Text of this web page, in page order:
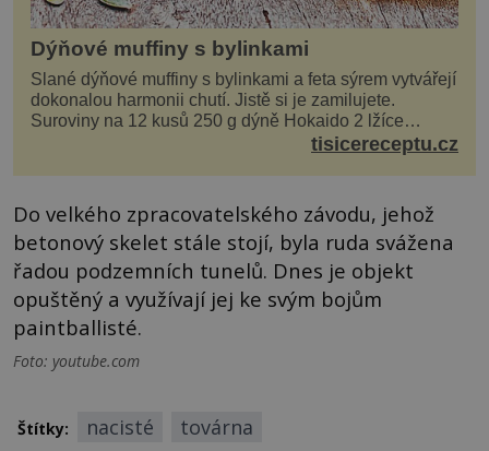
Dýňové muffiny s bylinkami
Slané dýňové muffiny s bylinkami a feta sýrem vytvářejí
dokonalou harmonii chutí. Jistě si je zamilujete.
Suroviny na 12 kusů 250 g dýně Hokaido 2 lžíce
olivového oleje sůl, pepř hrst nasekaných špen...
tisicereceptu.cz
Do velkého zpracovatelského závodu, jehož
betonový skelet stále stojí, byla ruda svážena
řadou podzemních tunelů. Dnes je objekt
opuštěný a využívají jej ke svým bojům
paintballisté.
Foto: youtube.com
Štítky: nacisté továrna